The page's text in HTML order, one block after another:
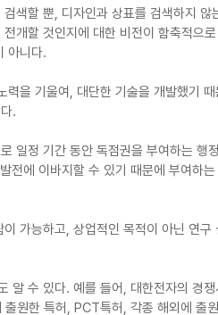
색할 뿐, 디자인과 상표를 검색하지 않
개할 것인지에 대한 비전이 함축적으로
아니다.
을 기울여, 대단한 기술을 개발했기 때
.
일정 기간 동안 독점권을 부여하는 행
전에 이바지할 수 있기 때문에 부여하는
가능하고, 상업적인 목적이 아닌 연구
알 수 있다. 예를 들어, 대한전자의 경쟁
원한 특허, PCT특허, 각종 해외에 출